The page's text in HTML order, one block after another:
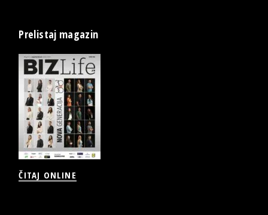
Prelistaj magazin
ČITAJ ONLINE